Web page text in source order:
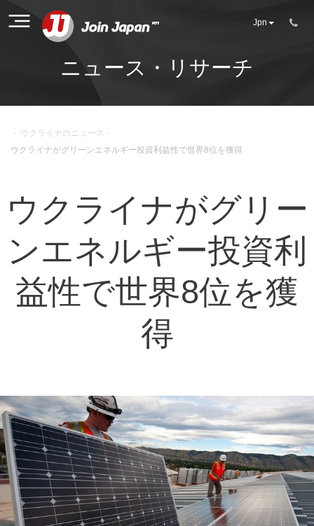
Jpn
ニュース・リサーチ
- ウクライナのニュース -
ウクライナがグリーンエネルギー投資利益性で世界8位を獲得
ウクライナがグリー
ンエネルギー投資利
益性で世界8位を獲
得